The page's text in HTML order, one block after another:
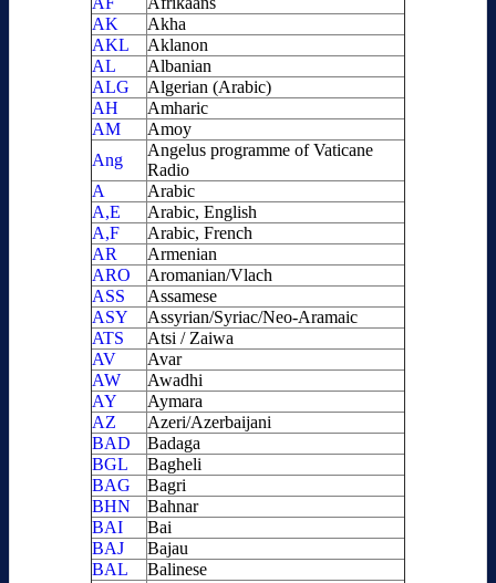
AK
Akha
AKL
Aklanon
AL
Albanian
ALG
Algerian (Arabic)
AH
Amharic
AM
Amoy
Ang
Angelus programme of Vaticane
Radio
A
Arabic
A,E
Arabic, English
A,F
Arabic, French
AR
Armenian
ARO
Aromanian/Vlach
ASS
Assamese
ASY
Assyrian/Syriac/Neo-Aramaic
ATS
Atsi / Zaiwa
AV
Avar
AW
Awadhi
AY
Aymara
AZ
Azeri/Azerbaijani
BAD
Badaga
BGL
Bagheli
BAG
Bagri
BHN
Bahnar
BAI
Bai
BAJ
Bajau
BAL
Balinese